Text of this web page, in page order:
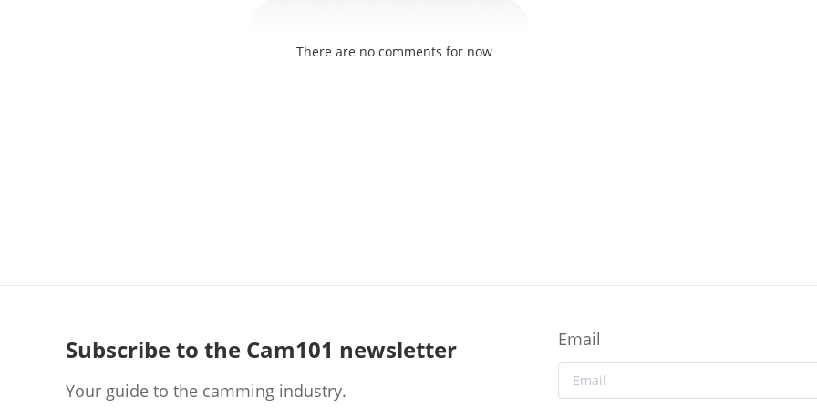
There are no comments for now
Subscribe to the Cam101 newsletter
Your guide to the camming industry.
Email